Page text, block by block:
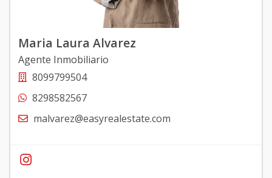
Maria Laura Alvarez
Agente Inmobiliario
8099799504
8298582567
malvarez@easyrealestate.com